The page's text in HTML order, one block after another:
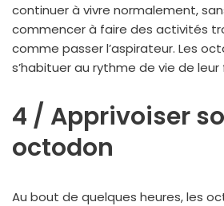
continuer à vivre normalement,
commencer à faire des activités
comme passer l’aspirateur. Les
s’habituer au rythme de vie de leur
4 / Apprivoiser
octodon
Au bout de quelques heures, les